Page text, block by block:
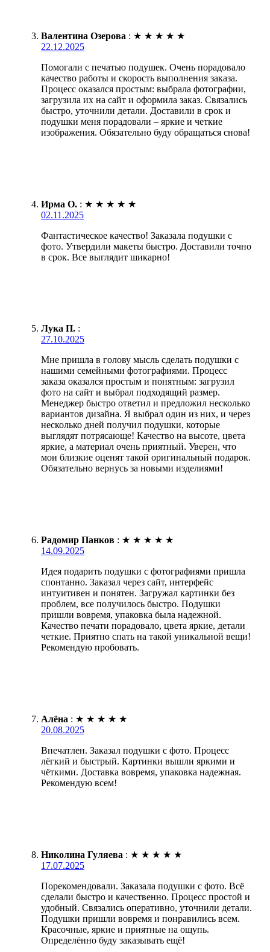
Валентина Озерова : ★ ★ ★ ★ ★
22.12.2025
Помогали с печатью подушек. Очень порадовало
качество работы и скорость выполнения заказа.
Процесс оказался простым: выбрала фотографии,
загрузила их на сайт и оформила заказ. Связались
быстро, уточнили детали. Доставили в срок и
подушки меня порадовали – яркие и четкие
изображения. Обязательно буду обращаться снова!
Ирма О. : ★ ★ ★ ★ ★
02.11.2025
Фантастическое качество! Заказала подушки с
фото. Утвердили макеты быстро. Доставили точно
в срок. Все выглядит шикарно!
Лука П. :
27.10.2025
Мне пришла в голову мысль сделать подушки с
нашими семейными фотографиями. Процесс
заказа оказался простым и понятным: загрузил
фото на сайт и выбрал подходящий размер.
Менеджер быстро ответил и предложил несколько
вариантов дизайна. Я выбрал один из них, и через
несколько дней получил подушки, которые
выглядят потрясающе! Качество на высоте, цвета
яркие, а материал очень приятный. Уверен, что
мои близкие оценят такой оригинальный подарок.
Обязательно вернусь за новыми изделиями!
Радомир Панков : ★ ★ ★ ★ ★
14.09.2025
Идея подарить подушки с фотографиями пришла
спонтанно. Заказал через сайт, интерфейс
интуитивен и понятен. Загружал картинки без
проблем, все получилось быстро. Подушки
пришли вовремя, упаковка была надежной.
Качество печати порадовало, цвета яркие, детали
четкие. Приятно спать на такой уникальной вещи!
Рекомендую пробовать.
Алёна : ★ ★ ★ ★ ★
20.08.2025
Впечатлен. Заказал подушки с фото. Процесс
лёгкий и быстрый. Картинки вышли яркими и
чёткими. Доставка вовремя, упаковка надежная.
Рекомендую всем!
Николина Гуляева : ★ ★ ★ ★ ★
17.07.2025
Порекомендовали. Заказала подушки с фото. Всё
сделали быстро и качественно. Процесс простой и
удобный. Связались оперативно, уточнили детали.
Подушки пришли вовремя и понравились всем.
Красочные, яркие и приятные на ощупь.
Определённо буду заказывать ещё!